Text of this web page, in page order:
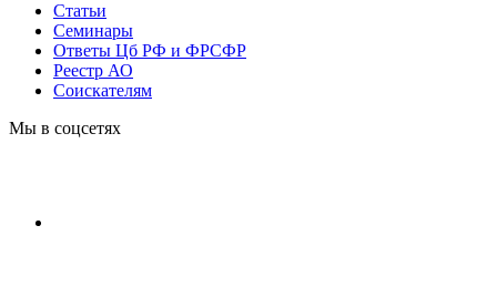
Статьи
Cеминары
Ответы Цб РФ и ФРСФР
Реестр АО
Соискателям
Мы в соцсетях